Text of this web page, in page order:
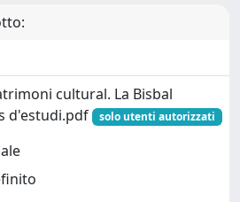
cultural. La Bisbal
d'estudi.pdf
solo utenti autorizzati